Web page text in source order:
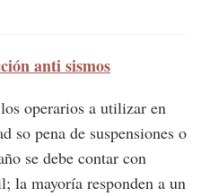
anti sismos
operarios a utilizar en
so pena de suspensiones o
se debe contar con
la mayoría responden a un